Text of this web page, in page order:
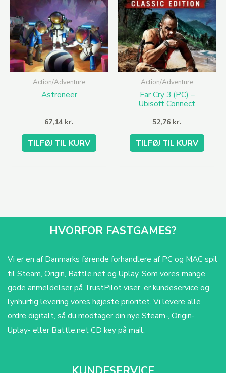
Action/Adventure
Astroneer
67,14 kr.
TILFØJ TIL KURV
Action/Adventure
Far Cry 3 (PC) –
Ubisoft Connect
52,76 kr.
TILFØJ TIL KURV
HVORFOR FASTGAMES?
Vi er en af Danmarks førende forhandlere af PC og MAC spil
til Steam, Origin, Battle.net og Uplay. Som vores mange
gode anmeldelser på TrustPilot viser, er kundeservice og
lynhurtig levering vores højeste prioritet. Vi levere alle
ordre digitalt, så du modtager din nye Steam-, Origin-,
Uplay- eller Battle.net CD key på mail.